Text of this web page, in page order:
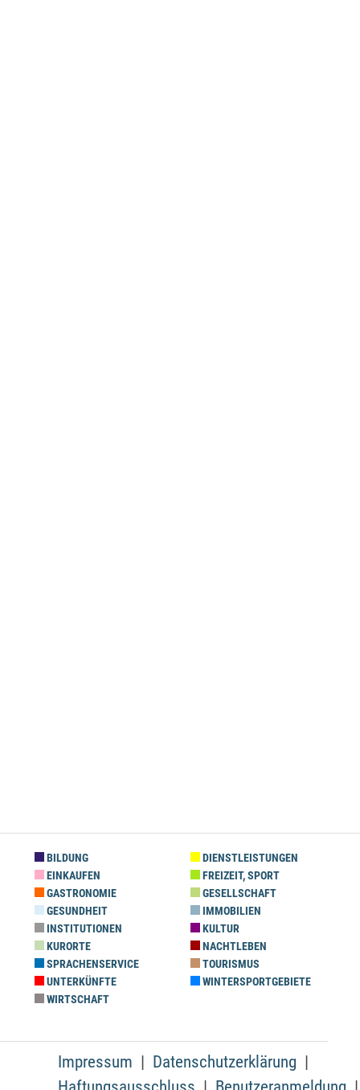
BILDUNG
DIENSTLEISTUNGEN
EINKAUFEN
FREIZEIT, SPORT
GASTRONOMIE
GESELLSCHAFT
GESUNDHEIT
IMMOBILIEN
INSTITUTIONEN
KULTUR
KURORTE
NACHTLEBEN
SPRACHENSERVICE
TOURISMUS
UNTERKÜNFTE
WINTERSPORTGEBIETE
WIRTSCHAFT
Impressum
Datenschutzerklärung